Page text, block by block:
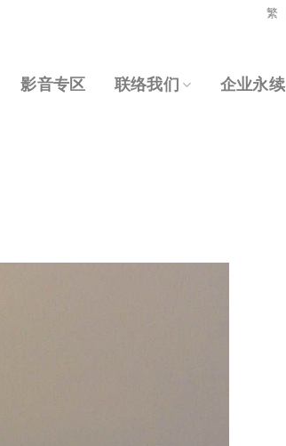
繁
影音专区 联络我们 企业永续